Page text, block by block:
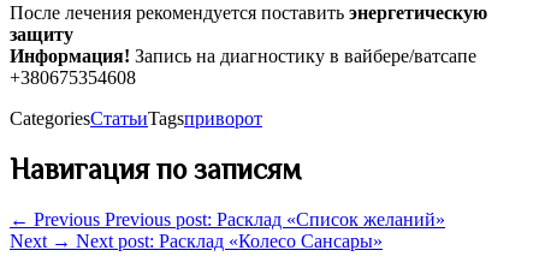
После лечения рекомендуется поставить энергетическую
защиту
Информация! Запись на диагностику в вайбере/ватсапе
+380675354608
CategoriesСтатьиTagsприворот
Навигация по записям
← Previous Previous post: Расклад «Список желаний»
Next → Next post: Расклад «Колесо Сансары»